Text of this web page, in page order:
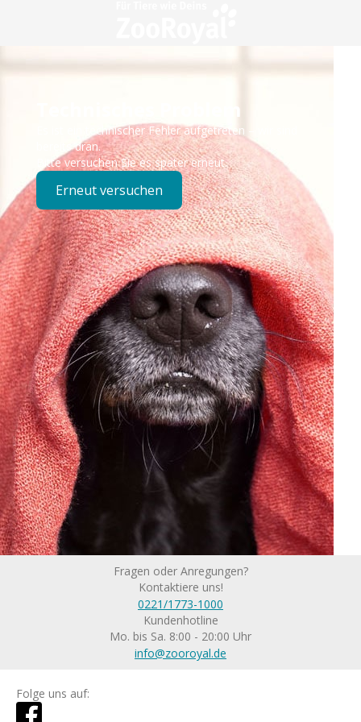
Technisches Problem
Es ist ein technischer Fehler aufgetreten – wir sind
bereits dran.
Bitte versuchen Sie es später erneut.
Erneut versuchen
Fragen oder Anregungen?
Kontaktiere uns!
0221/1773-1000
Kundenhotline
Mo. bis Sa. 8:00 - 20:00 Uhr
info@zooroyal.de
Folge uns auf: